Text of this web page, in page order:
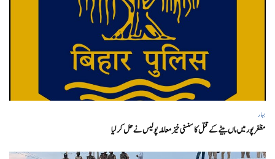
بہار
مظفر پور میں ماں بیٹے کے قتل کا سنسنی خیز معاملہ پولیس نے حل کر لیا